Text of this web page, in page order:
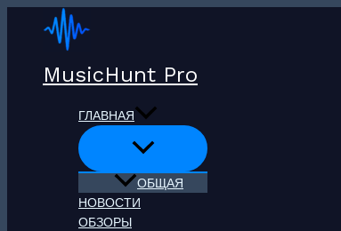
Перейти
MusicHunt Pro
ГЛАВНАЯ
ОБЩАЯ
НОВОСТИ
ОБЗОРЫ